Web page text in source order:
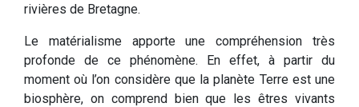
rivières de Bretagne.
Le matérialisme apporte une compréhension très
profonde de ce phénomène. En effet, à partir du
moment où l’on considère que la planète Terre est une
biosphère, on comprend bien que les êtres vivants